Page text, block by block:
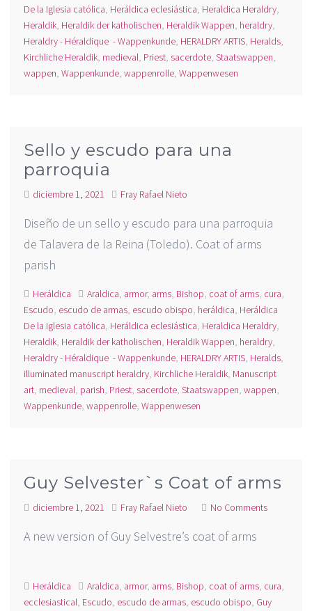
De la Iglesia católica, Heráldica eclesiástica, Heraldica Heraldry,
Heraldik, Heraldik der katholischen, Heraldik Wappen, heraldry,
Heraldry - Héraldique - Wappenkunde, HERALDRY ARTIS, Heralds,
Kirchliche Heraldik, medieval, Priest, sacerdote,Staatswappen,
wappen,Wappenkunde,wappenrolle,Wappenwesen
Sello y escudo para una
parroquia
diciembre 1, 2021 Fray Rafael Nieto
Diseño de un sello y escudo para una parroquia
de Talavera de la Reina (Toledo). Coat of arms
parish
Heráldica Araldica, armor, arms, Bishop, coat of arms, cura,
Escudo, escudo de armas, escudo obispo, heráldica, Heráldica
De la Iglesia católica, Heráldica eclesiástica, Heraldica Heraldry,
Heraldik, Heraldik der katholischen, Heraldik Wappen, heraldry,
Heraldry - Héraldique - Wappenkunde, HERALDRY ARTIS, Heralds,
illuminated manuscript heraldry, Kirchliche Heraldik, Manuscript
art, medieval, parish, Priest, sacerdote,Staatswappen,wappen,
Wappenkunde,wappenrolle,Wappenwesen
Guy Selvester`s Coat of arms
diciembre 1, 2021 Fray Rafael Nieto No Comments
A new version of Guy Selvestre’s coat of arms
Heráldica Araldica, armor, arms, Bishop, coat of arms, cura,
ecclesiastical, Escudo, escudo de armas, escudo obispo, Guy